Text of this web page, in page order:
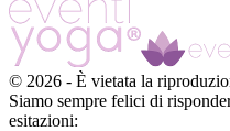
© 2026 - È vietata la
Siamo sempre felici di
esitazioni: